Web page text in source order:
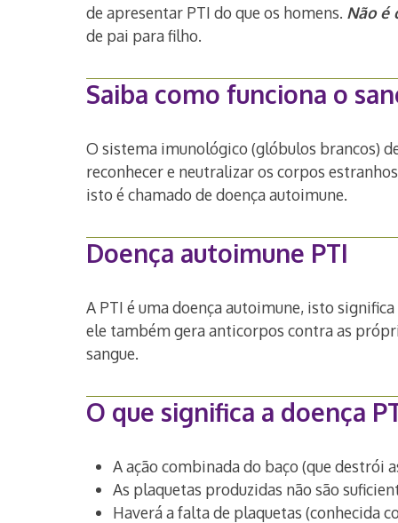
de apresentar PTI do que os homens. Não é
de pai para filho.
Saiba como funciona o
O sistema imunológico (glóbulos brancos)
reconhecer e neutralizar os corpos
isto é chamado de doença autoimune.
Doença autoimune PTI
A PTI é uma doença autoimune, isto
ele também gera anticorpos contra as
sangue.
O que significa a doença
A ação combinada do baço (que destrói
As plaquetas produzidas não são
Haverá a falta de plaquetas (conhecida